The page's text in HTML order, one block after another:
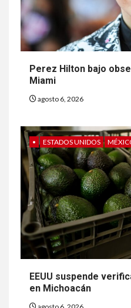
Perez Hilton bajo
Miami
agosto 6, 2026
• ESTADOS UNIDOS
EEUU suspende
en Michoacán